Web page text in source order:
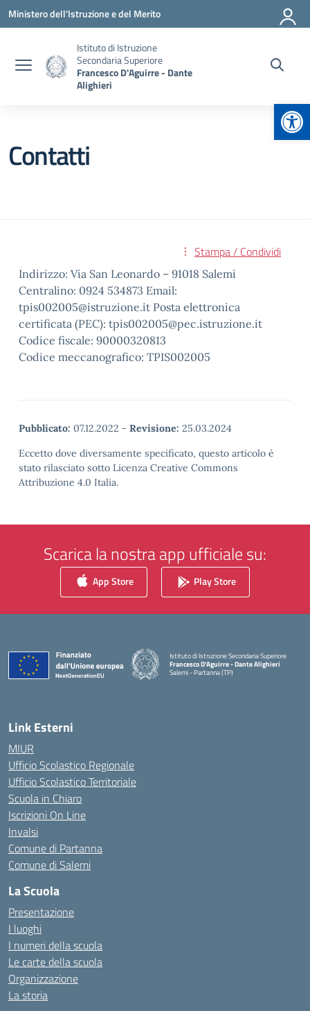
Vai ai contenuti
Vai al menu di navigazione
Vai al footer
Ministero dell'Istruzione e del Merito
Istituto di Istruzione
Secondaria Superiore
Francesco D'Aguirre - Dante
Alighieri
Contatti
Stampa / Condividi
Indirizzo: Via San Leonardo – 91018 Salemi
Centralino: 0924 534873 Email:
tpis002005@istruzione.it Posta elettronica
certificata (PEC): tpis002005@pec.istruzione.it
Codice fiscale: 90000320813
Codice meccanografico: TPIS002005
Pubblicato: 07.12.2022 - Revisione: 25.03.2024
Eccetto dove diversamente specificato, questo articolo è
stato rilasciato sotto Licenza Creative Commons
Attribuzione 4.0 Italia.
Scarica la nostra app ufficiale su:
App Store Play Store
Istituto di Istruzione Secondaria Superiore
Francesco D'Aguirre - Dante Alighieri
Salemi - Partanna (TP)
Link Esterni
MIUR
Ufficio Scolastico Regionale
Ufficio Scolastico Territoriale
Scuola in Chiaro
Iscrizioni On Line
Invalsi
Comune di Partanna
Comune di Salemi
La Scuola
Presentazione
I luoghi
I numeri della scuola
Le carte della scuola
Organizzazione
La storia